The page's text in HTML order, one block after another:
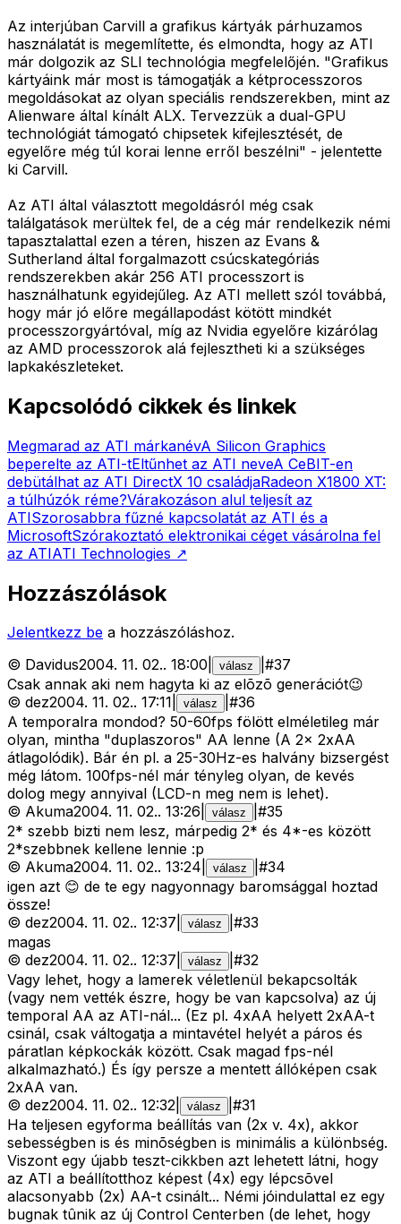
Az interjúban Carvill a grafikus kártyák párhuzamos
használatát is megemlítette, és elmondta, hogy az ATI
már dolgozik az SLI technológia megfelelőjén. "Grafikus
kártyáink már most is támogatják a kétprocesszoros
megoldásokat az olyan speciális rendszerekben, mint az
Alienware által kínált ALX. Tervezzük a dual-GPU
technológiát támogató chipsetek kifejlesztését, de
egyelőre még túl korai lenne erről beszélni" - jelentette
ki Carvill.
Az ATI által választott megoldásról még csak
találgatások merültek fel, de a cég már rendelkezik némi
tapasztalattal ezen a téren, hiszen az Evans &
Sutherland által forgalmazott csúcskategóriás
rendszerekben akár 256 ATI processzort is
használhatunk egyidejűleg. Az ATI mellett szól továbbá,
hogy már jó előre megállapodást kötött mindkét
processzorgyártóval, míg az Nvidia egyelőre kizárólag
az AMD processzorok alá fejlesztheti ki a szükséges
lapkakészleteket.
Kapcsolódó cikkek és linkek
Megmarad az ATI márkanévA Silicon Graphics
beperelte az ATI-tEltűnhet az ATI neveA CeBIT-en
debütálhat az ATI DirectX 10 családjaRadeon X1800 XT:
a túlhúzók réme?Várakozáson alul teljesít az
ATISzorosabbra fűzné kapcsolatát az ATI és a
MicrosoftSzórakoztató elektronikai céget vásárolna fel
az ATIATI Technologies ↗
Hozzászólások
Jelentkezz be a hozzászóláshoz.
© Davidus2004. 11. 02.. 18:00 válasz #37
Csak annak aki nem hagyta ki az elõzõ generációt😉
© dez2004. 11. 02.. 17:11 válasz #36
A temporalra mondod? 50-60fps fölött elméletileg már
olyan, mintha "duplaszoros" AA lenne (A 2x 2xAA
átlagolódik). Bár én pl. a 25-30Hz-es halvány bizsergést
még látom. 100fps-nél már tényleg olyan, de kevés
dolog megy annyival (LCD-n meg nem is lehet).
© Akuma2004. 11. 02.. 13:26 válasz #35
2* szebb bizti nem lesz, márpedig 2* és 4*-es között
2*szebbnek kellene lennie :p
© Akuma2004. 11. 02.. 13:24 válasz #34
igen azt 😊 de te egy nagyonnagy baromsággal hoztad
össze!
© dez2004. 11. 02.. 12:37 válasz #33
magas
© dez2004. 11. 02.. 12:37 válasz #32
Vagy lehet, hogy a lamerek véletlenül bekapcsolták
(vagy nem vették észre, hogy be van kapcsolva) az új
temporal AA az ATI-nál... (Ez pl. 4xAA helyett 2xAA-t
csinál, csak váltogatja a mintavétel helyét a páros és
páratlan képkockák között. Csak magad fps-nél
alkalmazható.) És így persze a mentett állóképen csak
2xAA van.
© dez2004. 11. 02.. 12:32 válasz #31
Ha teljesen egyforma beállítás van (2x v. 4x), akkor
sebességben is és minõségben is minimális a különbség.
Viszont egy újabb teszt-cikkben azt lehetett látni, hogy
az ATI a beállítotthoz képest (4x) egy lépcsõvel
alacsonyabb (2x) AA-t csinált... Némi jóindulattal ez egy
bugnak tûnik az új Control Centerben (de lehet, hogy